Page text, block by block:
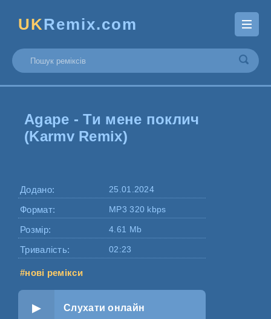
UKRemix.com
Agape - Ти мене поклич
(Karmv Remix)
Додано: 25.01.2024
Формат: MP3 320 kbps
Розмір: 4.61 Mb
Тривалість: 02:23
#нові ремікси
Слухати онлайн